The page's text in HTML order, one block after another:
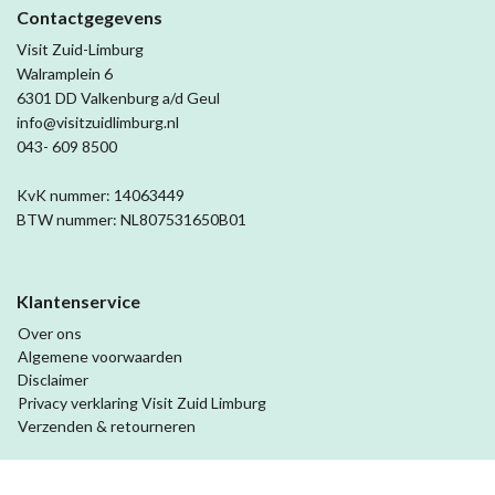
Contactgegevens
Visit Zuid-Limburg
Walramplein 6
6301 DD Valkenburg a/d Geul
info@visitzuidlimburg.nl
043- 609 8500
KvK nummer: 14063449
BTW nummer: NL807531650B01
Klantenservice
Over ons
Algemene voorwaarden
Disclaimer
Privacy verklaring Visit Zuid Limburg
Verzenden & retourneren